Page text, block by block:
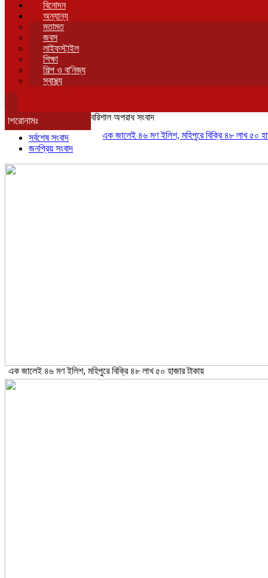
বিনোদন
অন্যান্য
মতামত
জবস
লাইফস্টাইল
শিক্ষা
শিল্প ও বানিজ্য
স্বাস্থ্য
শিরোনামঃ
এক জালেই ৪৬ মণ ইলিশ, মহিপুরে বিক্রি ৪৮ লাখ ৫০ হাজার
বরিশাল অপরাধ সংবাদ
সর্বশেষ সংবাদ
জনপ্রিয় সংবাদ
এক জালেই ৪৬ মণ ইলিশ, মহিপুরে বিক্রি ৪৮ লাখ ৫০ হাজার টাকায়